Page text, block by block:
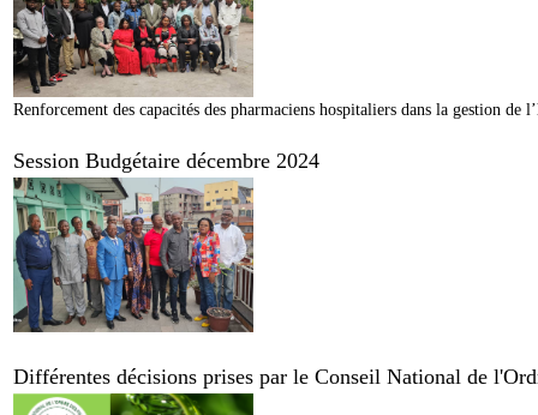
Renforcement des capacités des pharmaciens hospitaliers dans la gestion
Session Budgétaire décembre 2024
Différentes décisions prises par le Conseil National de